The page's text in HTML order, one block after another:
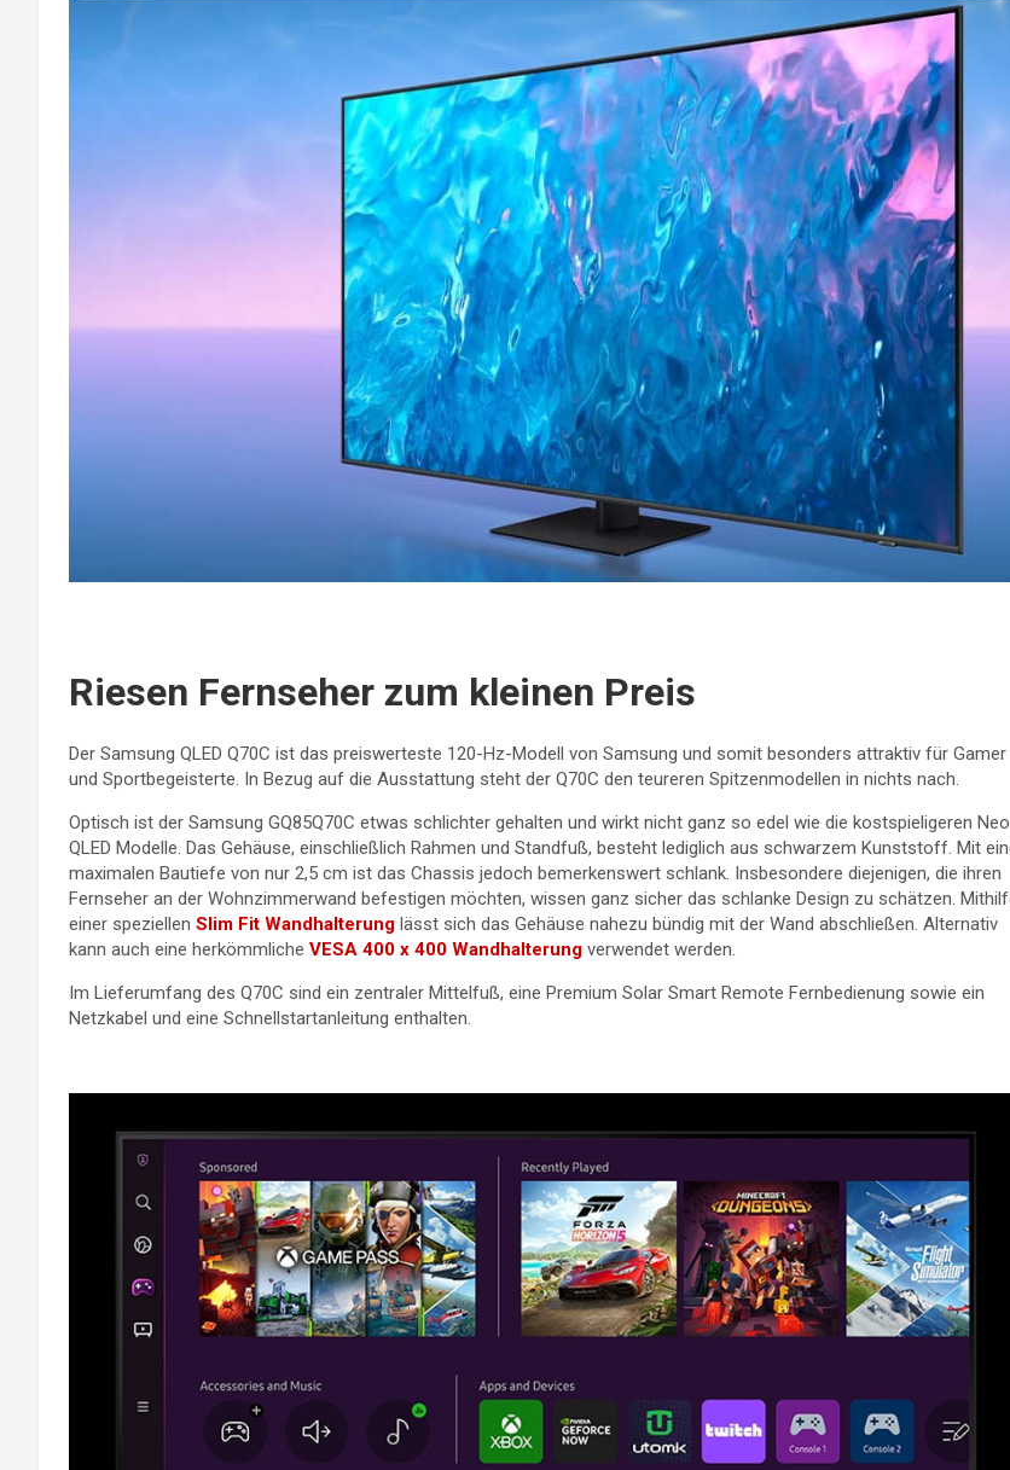
Riesen Fernseher zum kleinen Preis
Der Samsung QLED Q70C ist das preiswerteste 120-Hz-Modell von Samsung und somit besonders attraktiv für Gamer
und Sportbegeisterte. In Bezug auf die Ausstattung steht der Q70C den teureren Spitzenmodellen in nichts nach.
Optisch ist der Samsung GQ85Q70C etwas schlichter gehalten und wirkt nicht ganz so edel wie die kostspieligeren Neo
QLED Modelle. Das Gehäuse, einschließlich Rahmen und Standfuß, besteht lediglich aus schwarzem Kunststoff. Mit
maximalen Bautiefe von nur 2,5 cm ist das Chassis jedoch bemerkenswert schlank. Insbesondere diejenigen, die ihren
Fernseher an der Wohnzimmerwand befestigen möchten, wissen ganz sicher das schlanke Design zu schätzen.
einer speziellen Slim Fit Wandhalterung lässt sich das Gehäuse nahezu bündig mit der Wand abschließen. Alternativ
kann auch eine herkömmliche VESA 400 x 400 Wandhalterung verwendet werden.
Im Lieferumfang des Q70C sind ein zentraler Mittelfuß, eine Premium Solar Smart Remote Fernbedienung sowie ein
Netzkabel und eine Schnellstartanleitung enthalten.